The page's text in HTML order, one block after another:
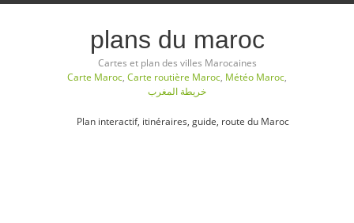
plans du maroc
Cartes et plan des villes Marocaines
Carte Maroc, Carte routière Maroc, Météo Maroc,
خريطة المغرب
Plan interactif, itinéraires, guide, route du Maroc